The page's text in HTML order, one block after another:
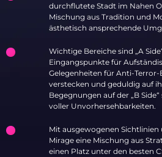
durchflutete Stadt im Nahen
Mischung aus Tradition und
ästhetisch ansprechende
Wichtige Bereiche sind „A
Eingangspunkte für
Gelegenheiten für Anti-
verstecken und geduldig auf
Begegnungen auf der „B
voller Unvorhersehbarkeiten.
Mit ausgewogenen
Mirage eine Mischung aus
einen Platz unter den besten